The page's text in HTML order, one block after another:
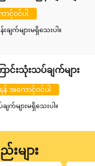
ာင့်ဝင်ပါ
ချက်များမရှိသေးပါ။
င်းသုံးသပ်ချက်များ
အကောင့်ဝင်ပါ
က်များမရှိသေးပါ။
းများ